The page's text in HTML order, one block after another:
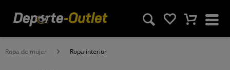
Ropa de mujer Ropa interior